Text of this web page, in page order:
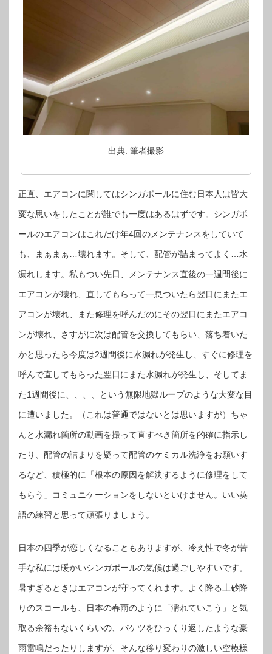
出典: 筆者撮影
正直、エアコンに関してはシンガポールに住む日本人は皆大
変な思いをしたことが誰でも一度はあるはずです。シンガポ
ールのエアコンはこれだけ年4回のメンテナンスをしていて
も、まぁまぁ…壊れます。そして、配管が詰まってよく…水
漏れします。私もつい先日、メンテナンス直後の一週間後に
エアコンが壊れ、直してもらって一息ついたら翌日にまたエ
アコンが壊れ、また修理を呼んだのにその翌日にまたエアコ
ンが壊れ、さすがに次は配管を交換してもらい、落ち着いた
かと思ったら今度は2週間後に水漏れが発生し、すぐに修理を
呼んで直してもらった翌日にまた水漏れが発生し、そしてま
た1週間後に、、、、という無限地獄ループのような大変な目
に遭いました。（これは普通ではないとは思いますが）ちゃ
んと水漏れ箇所の動画を撮って直すべき箇所を的確に指示し
たり、配管の詰まりを疑って配管のケミカル洗浄をお願いす
るなど、積極的に「根本の原因を解決するように修理をして
もらう」コミュニケーションをしないといけません。いい英
語の練習と思って頑張りましょう。
日本の四季が恋しくなることもありますが、冷え性で冬が苦
手な私には暖かいシンガポールの気候は過ごしやすいです。
暑すぎるときはエアコンが守ってくれます。よく降る土砂降
りのスコールも、日本の春雨のように「濡れていこう」と気
取る余裕もないくらいの、バケツをひっくり返したような豪
雨雷鳴だったりしますが、そんな移り変わりの激しい空模様